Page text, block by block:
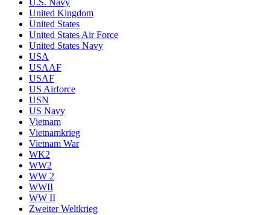
U.S. Navy
United Kingdom
United States
United States Air Force
United States Navy
USA
USAAF
USAF
US Airforce
USN
US Navy
Vietnam
Vietnamkrieg
Vietnam War
WK2
WW2
WW 2
WWII
WW II
Zweiter Weltkrieg